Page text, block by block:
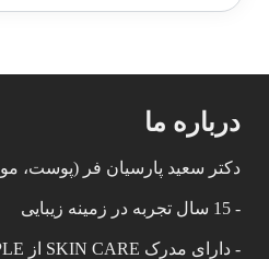
درباره ما
دکتر سعید پارسیان فر (پوست، مو
- 15 سال تجربه در زمینه زیبایی
- دارای مدرک SKIN CARE از MAPLE کانادا